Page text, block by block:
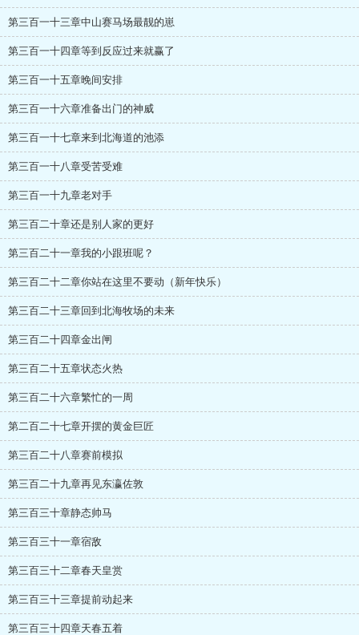
第三百一十三章中山赛马场最靓的崽
第三百一十四章等到反应过来就赢了
第三百一十五章晚间安排
第三百一十六章准备出门的神威
第三百一十七章来到北海道的池添
第三百一十八章受苦受难
第三百一十九章老对手
第三百二十章还是别人家的更好
第三百二十一章我的小跟班呢？
第三百二十二章你站在这里不要动（新年快乐）
第三百二十三章回到北海牧场的未来
第三百二十四章金出闸
第三百二十五章状态火热
第三百二十六章繁忙的一周
第二百二十七章开摆的黄金巨匠
第三百二十八章赛前模拟
第三百二十九章再见东瀛佐敦
第三百三十章静态帅马
第三百三十一章宿敌
第三百三十二章春天皇赏
第三百三十三章提前动起来
第三百三十四章天春五着